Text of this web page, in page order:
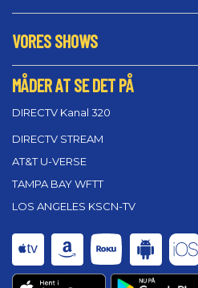
VORES SHOWS
MÅDER AT SE DET PÅ
DIRECTV Kanal 320
DIRECTV STREAM
AT&T U-VERSE
TAMPA BAY WFTT
LOS ANGELES KSCN-TV